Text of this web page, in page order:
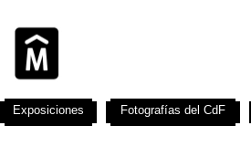
Exposiciones Fotografías del CdF